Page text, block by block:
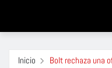
Inicio Bolt rechaza una